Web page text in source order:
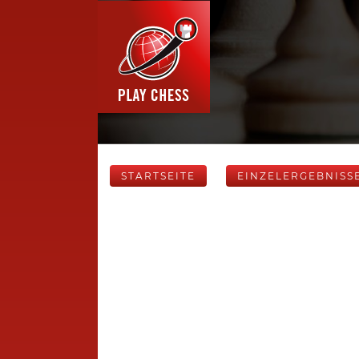
STARTSEITE